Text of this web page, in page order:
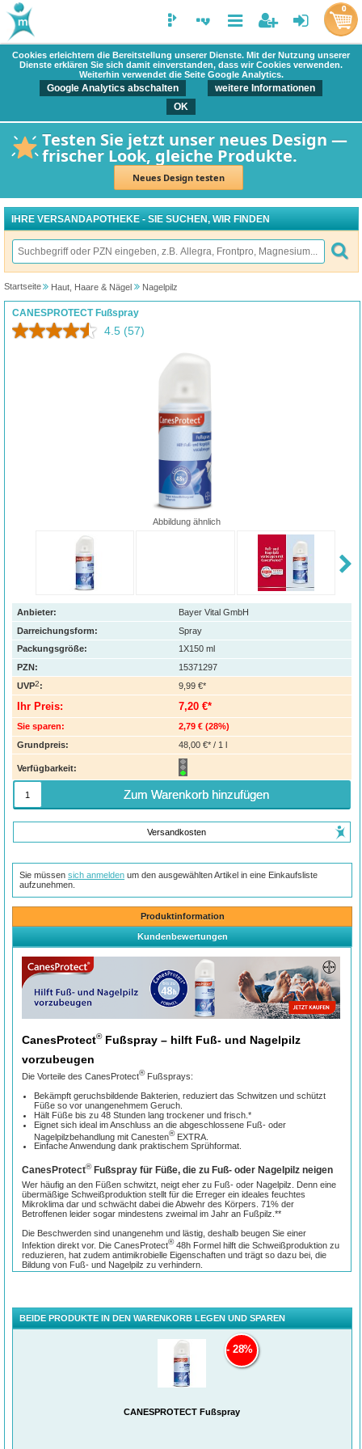
Cookies erleichtern die Bereitstellung unserer Dienste. Mit der Nutzung unserer
Dienste erklären Sie sich damit einverstanden, dass wir Cookies verwenden.
Weiterhin verwendet die Seite Google Analytics.
Google Analytics abschalten
weitere Informationen
OK
Testen Sie jetzt unser neues Design —
frischer Look, gleiche Produkte.
Neues Design testen
0
IHRE VERSANDAPOTHEKE - SIE SUCHEN, WIR FINDEN
Startseite Haut, Haare & Nägel Nagelpilz
CANESPROTECT Fußspray
4.5 (57)
Abbildung ähnlich
Anbieter:
Bayer Vital GmbH
Darreichungsform:
Spray
Packungsgröße:
1X150 ml
PZN:
15371297
UVP2: 9,99 €*
Ihr Preis: 7,20 €*
Sie sparen: 2,79 € (28%)
Grundpreis:
48,00 €* / 1 l
Verfügbarkeit:
Zum Warenkorb hinzufügen
Versandkosten
Sie müssensich anmelden um den ausgewählten Artikel in eine Einkaufsliste
aufzunehmen.
Produktinformation
Kundenbewertungen
CanesProtect®Fußspray – hilft Fuß- und Nagelpilz
vorzubeugen
Die Vorteile des CanesProtect®Fußsprays:
Bekämpft geruchsbildende Bakterien, reduziert das Schwitzen und schützt
Füße so vor unangenehmem Geruch.
Hält Füße bis zu 48 Stunden lang trockener und frisch.*
Eignet sich ideal im Anschluss an die abgeschlossene Fuß- oder
Nagelpilzbehandlung mit Canesten®EXTRA.
Einfache Anwendung dank praktischem Sprühformat.
CanesProtect®Fußspray für Füße, die zu Fuß- oder Nagelpilz neigen
Wer häufig an den Füßen schwitzt, neigt eher zu Fuß- oder Nagelpilz. Denn eine
übermäßige Schweißproduktion stellt für die Erreger ein ideales feuchtes
Mikroklima dar und schwächt dabei die Abwehr des Körpers. 71% der
Betroffenen leider sogar mindestens zweimal im Jahr an Fußpilz.**
Die Beschwerden sind unangenehm und lästig, deshalb beugen Sie einer
Infektion direkt vor. Die CanesProtect®48h Formel hilft die Schweißproduktion zu
reduzieren, hat zudem antimikrobielle Eigenschaften und trägt so dazu bei, die
Bildung von Fuß- und Nagelpilz zu verhindern.
Achten Sie darauf, gleichmäßig auf die Füße und die Fußsohle sowie zwischen
die Zehen zu sprühen.
Sollten Sie bereits an Fuß- oder Nagelpilz leiden, empfiehlt sich die Behandlung
EXTRA Produkt. Im Anschluss an eine erfolgreiche
Behandlung, können Sie das CanesProtect
Fußspray vorbeugend verwenden.
Die Inhaltsstoffe des CanesProtect®Fußsprays
Glycol mit antimikrobieller Wirkung gegenüber Bakterien, Pilzen und anderen
Mikroorganismen und Aluminium mit schweißhemmender Wirkung
BEIDE PRODUKTE IN DEN WARENKORB LEGEN UND SPAREN
CANESPROTECT Fußspray
28%